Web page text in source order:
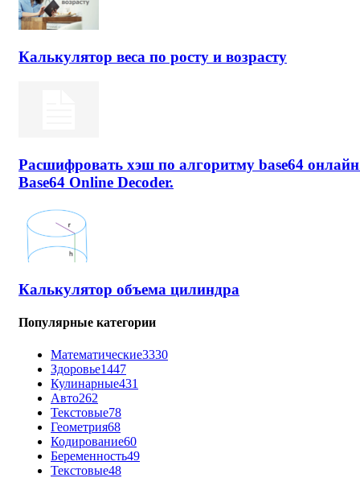
Калькулятор веса по росту и возрасту
Расшифровать хэш по алгоритму base64
Base64 Online Decoder.
Калькулятор объема цилиндра
Популярные категории
Математические3330
Здоровье1447
Кулинарные431
Авто262
Текстовые78
Геометрия68
Кодирование60
Беременность49
Текстовые48